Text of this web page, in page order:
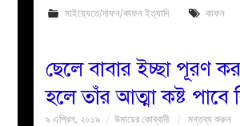
মাইয়্যেতে/দাফন/কাফন ইত্যাদি কাফন
ছেলে বাবার ইচ্ছা পূরণ
হলে তাঁর আত্মা কষ্ট পাবে
৯ এপ্রিল, ২০১৯ উমায়ের কোব্বাদী মন্তব্য করুন